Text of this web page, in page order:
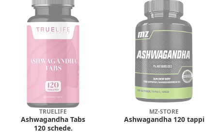
TRUELIFE
Ashwagandha Tabs
120 schede.
MZ-STORE
Ashwagandha 120 tappi